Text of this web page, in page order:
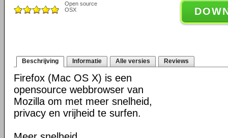
Open source
OSX
Beschrijving Informatie Alle versies Reviews
Firefox (Mac OS X) is een
opensource webbrowser van
Mozilla om met meer snelheid,
privacy en vrijheid te surfen.